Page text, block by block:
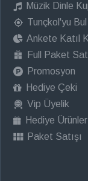
Müzik Dinle
Tunçkol'yu
Ankete Katıl
Full Paket
Promosyon
Hediye Çeki
Vip Üyelik
Hediye Ürünler
Paket Satışı